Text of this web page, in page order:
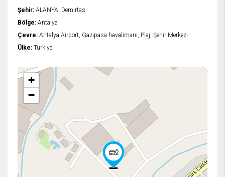
Şehir: ALANYA, Demirtas
Bölge: Antalya
Çevre: Antalya Airport, Gazipasa havalimanı, Plaj, Şehir Merkezi
Ülke: Türkiye
+
−